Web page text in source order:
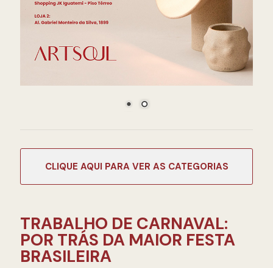
TRABALHO DE CARNAVAL:
POR TRÁS DA MAIOR FESTA
BRASILEIRA
CATEGORIAS